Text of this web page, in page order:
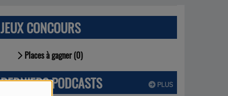
JEUX CONCOURS
Places à gagner (0)
PLUS
DERNIERS PODCASTS